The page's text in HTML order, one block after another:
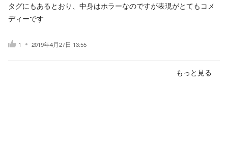
タグにもあるとおり、中身はホラーなのですが表現がとてもコメ
ディーです
1 2019年4月27日 13:55
もっと見る